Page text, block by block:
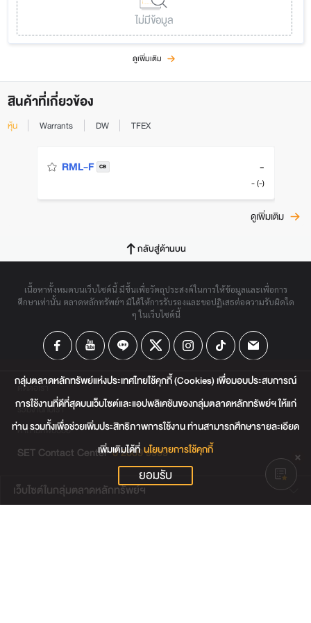
ไม่มีข้อมูล
ดูเพิ่มเติม
สินค้าที่เกี่ยวข้อง
หุ้น Warrants DW TFEX
RML-F CB -
- (-)
ดูเพิ่มเติม
กลับสู่ด้านบน
เนื้อหาทั้งหมดบนเว็บไซต์นี้ มีขึ้นเพื่อวัตถุประสงค์ในการให้ข้อมูลและเพื่อการ
ศึกษาเท่านั้น ตลาดหลักทรัพย์ฯ มิได้ให้การรับรองและขอปฏิเสธต่อความรับผิดใด
ๆ ในเว็บไซต์นี้
ติดต่อเรา
ร่วมงานกับเรา
คำถามที่พบบ่อย
SET Contact Center 0 2009 9999
เว็บไซต์ในกลุ่มตลาดหลักทรัพย์ฯ
กลุ่มตลาดหลักทรัพย์แห่งประเทศไทยใช้คุกกี้ (Cookies) เพื่อมอบประสบการณ์
การใช้งานที่ดีที่สุดบนเว็บไซต์และแอปพลิเคชันของกลุ่มตลาดหลักทรัพย์ฯ ให้แก่
ท่าน รวมทั้งเพื่อช่วยเพิ่มประสิทธิภาพการใช้งาน ท่านสามารถศึกษารายละเอียด
เพิ่มเติมได้ที่นโยบายการใช้คุกกี้
ยอมรับ